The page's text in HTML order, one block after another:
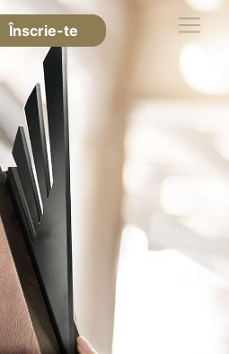
Înscrie-te